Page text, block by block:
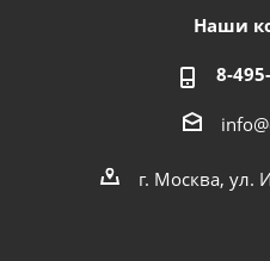
Наши
8-
г. Москва, ул.